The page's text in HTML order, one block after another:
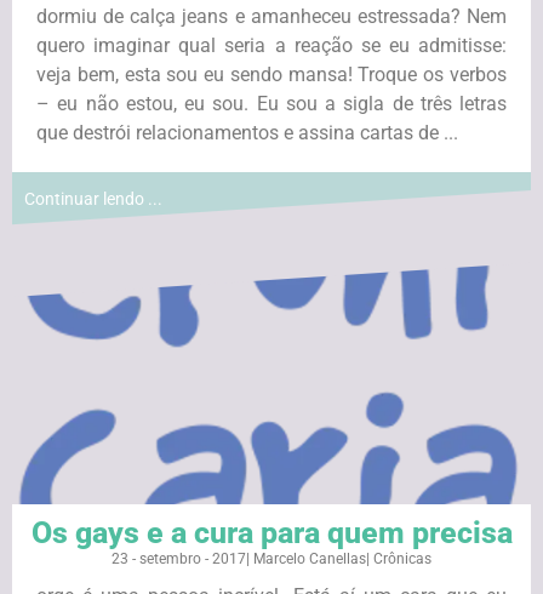
dormiu de calça jeans e amanheceu estressada? Nem
quero imaginar qual seria a reação se eu admitisse:
veja bem, esta sou eu sendo mansa! Troque os verbos
– eu não estou, eu sou. Eu sou a sigla de três letras
que destrói relacionamentos e assina cartas de ...
Continuar lendo ...
Os gays e a cura para quem precisa
23 - setembro - 2017 Marcelo Canellas Crônicas